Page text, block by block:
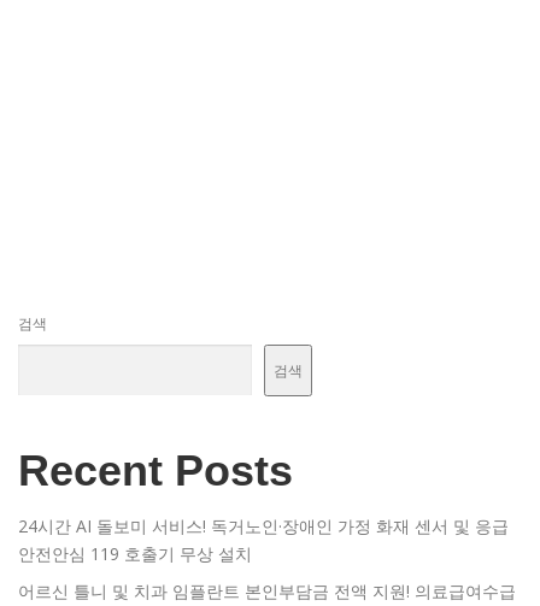
검색
검색
Recent Posts
24시간 AI 돌보미 서비스! 독거노인·장애인 가정 화재 센서 및 응급
안전안심 119 호출기 무상 설치
어르신 틀니 및 치과 임플란트 본인부담금 전액 지원! 의료급여수급